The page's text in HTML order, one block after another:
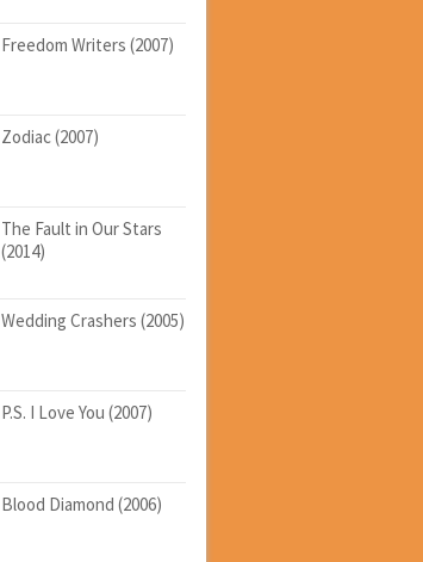
Freedom Writers (2007)
Zodiac (2007)
The Fault in Our Stars
(2014)
Wedding Crashers (2005)
P.S. I Love You (2007)
Blood Diamond (2006)